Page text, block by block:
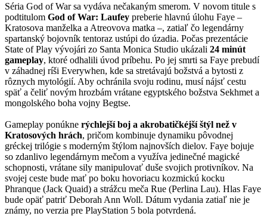
Séria God of War sa vydáva nečakaným smerom. V novom titule s
podtitulom God of War: Laufey preberie hlavnú úlohu Faye –
Kratosova manželka a Atreovova matka –, zatiaľ čo legendárny
spartanský bojovník tentoraz ustúpi do úzadia. Počas prezentácie
State of Play vývojári zo Santa Monica Studio ukázali 24 minút
gameplay, ktoré odhalili úvod príbehu. Po jej smrti sa Faye prebudí
v záhadnej ríši Everywhen, kde sa stretávajú božstvá a bytosti z
rôznych mytológií. Aby ochránila svoju rodinu, musí nájsť cestu
späť a čeliť novým hrozbám vrátane egyptského božstva Sekhmet a
mongolského boha vojny Begtse.
Gameplay ponúkne rýchlejší boj a akrobatičkéjší štýl než v
Kratosových hrách, pričom kombinuje dynamiku pôvodnej
gréckej trilógie s moderným štýlom najnovších dielov. Faye bojuje
so zdanlivo legendárnym mečom a využíva jedinečné magické
schopnosti, vrátane sily manipulovať duše svojich protivníkov. Na
svojej ceste bude mať po boku hovoriacu kozmickú kocku
Phranque (Jack Quaid) a strážcu meča Rue (Perlina Lau). Hlas Faye
bude opäť patriť Deborah Ann Woll. Dátum vydania zatiaľ nie je
známy, no verzia pre PlayStation 5 bola potvrdená.